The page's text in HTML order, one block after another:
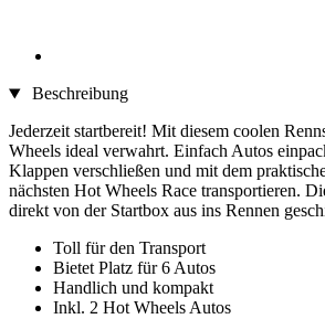
Beschreibung
Jederzeit startbereit! Mit diesem coolen
Wheels ideal verwahrt. Einfach Autos
Klappen verschließen und mit dem
nächsten Hot Wheels Race transportieren.
direkt von der Startbox aus ins Rennen
Toll für den Transport
Bietet Platz für 6 Autos
Handlich und kompakt
Inkl. 2 Hot Wheels Autos